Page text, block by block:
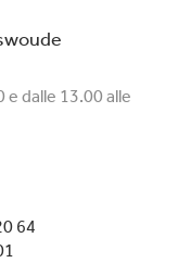
e dalle 13.00 alle
64